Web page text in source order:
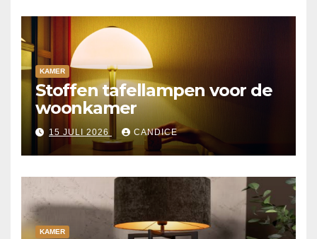
KAMER
Stoffen tafellampen voor de
woonkamer
15 JULI 2026 CANDICE
KAMER